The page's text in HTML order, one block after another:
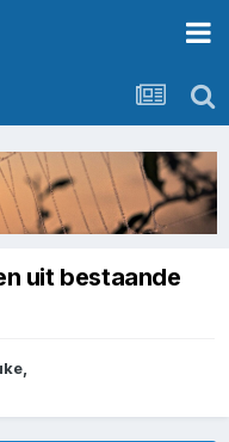
uit bestaande